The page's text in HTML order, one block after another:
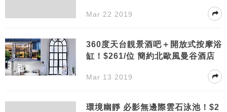
Mar 22 2019
360度天台靚景酒吧＋開放式按摩浴
缸！$261/位 簡約北歐風曼谷酒店
Mar 13 2019
環境幽靜 必影無邊際雲石泳池！$2